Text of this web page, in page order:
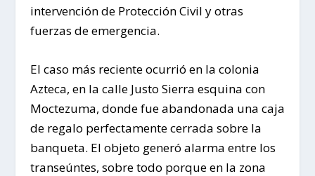
intervención de Protección Civil y otras
fuerzas de emergencia.
El caso más reciente ocurrió en la colonia
Azteca, en la calle Justo Sierra esquina con
Moctezuma, donde fue abandonada una caja
de regalo perfectamente cerrada sobre la
banqueta. El objeto generó alarma entre los
transeúntes, sobre todo porque en la zona